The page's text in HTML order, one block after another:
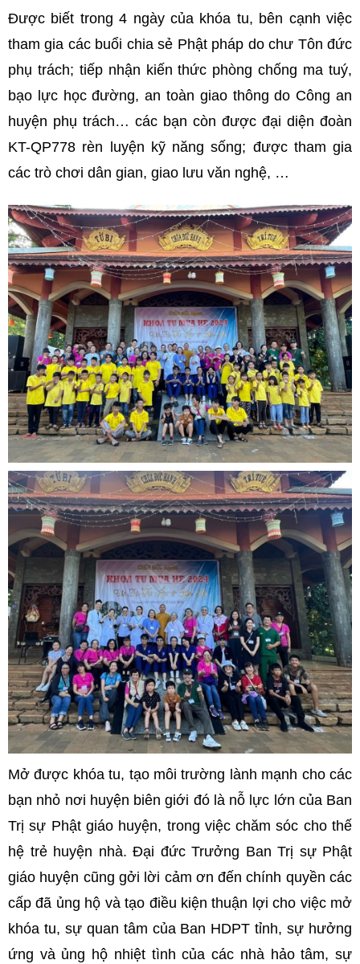
Được biết trong 4 ngày của khóa tu, bên cạnh việc
tham gia các buổi chia sẻ Phật pháp do chư Tôn đức
phụ trách; tiếp nhận kiến thức phòng chống ma tuý,
bạo lực học đường, an toàn giao thông do Công an
huyện phụ trách… các bạn còn được đại diện đoàn
KT-QP778 rèn luyện kỹ năng sống; được tham gia
các trò chơi dân gian, giao lưu văn nghệ, …
Mở được khóa tu, tạo môi trường lành mạnh cho các
bạn nhỏ nơi huyện biên giới đó là nỗ lực lớn của Ban
Trị sự Phật giáo huyện, trong việc chăm sóc cho thế
hệ trẻ huyện nhà. Đại đức Trưởng Ban Trị sự Phật
giáo huyện cũng gởi lời cảm ơn đến chính quyền các
cấp đã ủng hộ và tạo điều kiện thuận lợi cho việc mở
khóa tu, sự quan tâm của Ban HDPT tỉnh, sự hưởng
ứng và ủng hộ nhiệt tình của các nhà hảo tâm, sự